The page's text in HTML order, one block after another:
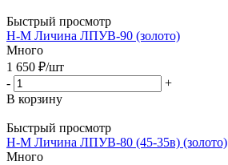
Быстрый просмотр
Н-М Личина ЛПУВ-90 (золото)
Много
1 650 ₽/шт
-
+
В корзину
Быстрый просмотр
Н-М Личина ЛПУВ-80 (45-35в) (золото)
Много